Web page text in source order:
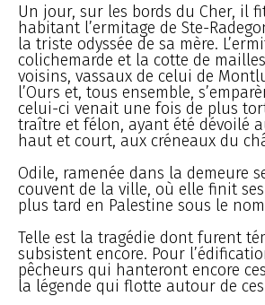
Un jour, sur les bords du Cher, il
habitant l’ermitage de Ste-
la triste odyssée de sa mère.
colichemarde et la cotte de
voisins, vassaux de celui de
l’Ours et, tous ensemble,
celui-ci venait une fois de plus
traître et félon, ayant été dévoilé
haut et court, aux créneaux du
Odile, ramenée dans la demeure
couvent de la ville, où elle finit
plus tard en Palestine sous le
Telle est la tragédie dont furent
subsistent encore. Pour
pêcheurs qui hanteront encore
la légende qui flotte autour de